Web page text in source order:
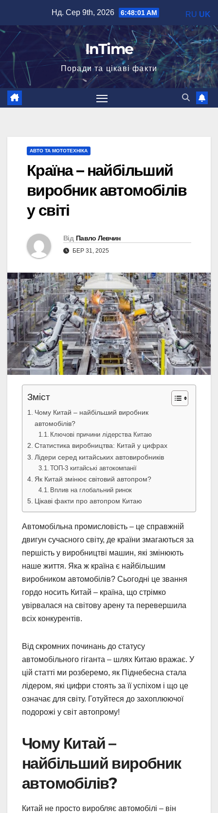
вмісту
Нд. Сер 9th, 2026 6:48:02 AM
InTime
Поради та цікаві факти
АВТО ТА МОТОТЕХНІКА
Країна – найбільший
виробник автомобілів
у світі
Від Павло Левчин
БЕР 31, 2025
Зміст
Чому Китай – найбільший виробник
автомобілів?
Ключові причини лідерства Китаю
Статистика виробництва: Китай у цифрах
Лідери серед китайських автовиробників
ТОП-3 китайські автокомпанії
Як Китай змінює світовий автопром?
Вплив на глобальний ринок
Цікаві факти про автопром Китаю
Автомобільна промисловість – це справжній
двигун сучасного світу, де країни змагаються за
першість у виробництві машин, які змінюють
наше життя. Яка ж країна є найбільшим
виробником автомобілів? Сьогодні це звання
гордо носить Китай – країна, що стрімко
увірвалася на світову арену та перевершила
всіх конкурентів.
Від скромних починань до статусу
автомобільного гіганта – шлях Китаю вражає. У
цій статті ми розберемо, як Піднебесна стала
лідером, які цифри стоять за її успіхом і що це
означає для світу. Готуйтеся до захоплюючої
подорожі у світ автопрому!
Чому Китай –
найбільший виробник
автомобілів?
Китай не просто виробляє автомобілі – він
RU UK